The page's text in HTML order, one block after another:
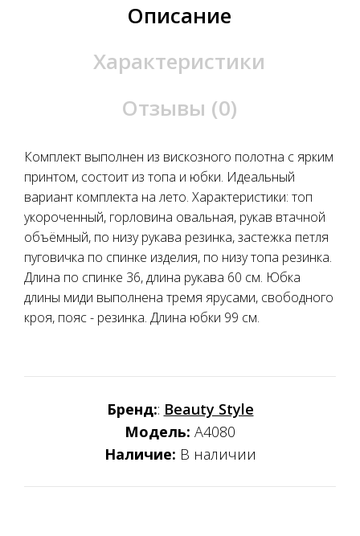
Описание
Характеристики
Отзывы (0)
Комплект выполнен из вискозного полотна с ярким
принтом, состоит из топа и юбки. Идеальный
вариант комплекта на лето. Характеристики: топ
укороченный, горловина овальная, рукав втачной
объёмный, по низу рукава резинка, застежка петля
пуговичка по спинке изделия, по низу топа резинка.
Длина по спинке 36, длина рукава 60 см. Юбка
длины миди выполнена тремя ярусами, свободного
кроя, пояс - резинка. Длина юбки 99 см.
Бренд:: Beauty Style
Модель: А4080
Наличие: В наличии